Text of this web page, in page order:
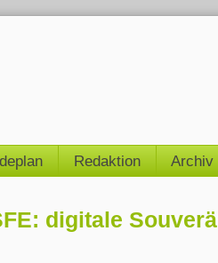
Redaktion Archiv
digitale